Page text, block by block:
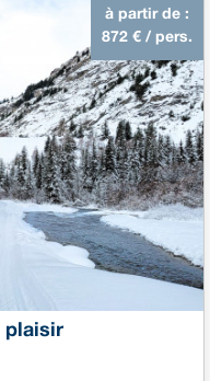
plaisir
à partir de :
872 € / pers.